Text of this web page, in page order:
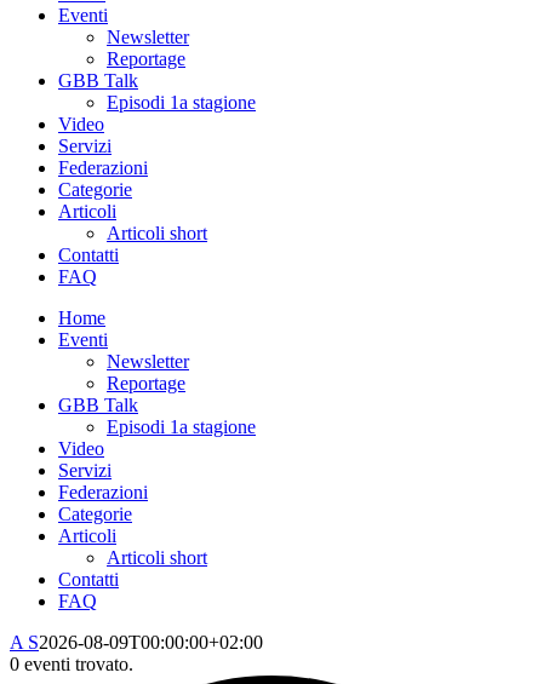
Eventi
Newsletter
Reportage
GBB Talk
Episodi 1a stagione
Video
Servizi
Federazioni
Categorie
Articoli
Articoli short
Contatti
FAQ
Home
Eventi
Newsletter
Reportage
GBB Talk
Episodi 1a stagione
Video
Servizi
Federazioni
Categorie
Articoli
Articoli short
Contatti
FAQ
A S2026-08-09T00:00:00+02:00
0 eventi trovato.